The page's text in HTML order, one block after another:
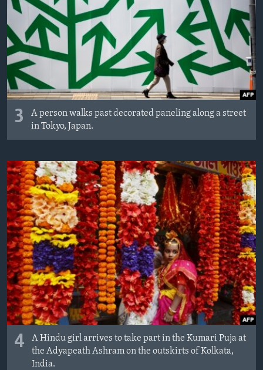
3
A person walks past decorated paneling along a street
in Tokyo, Japan.
4
A Hindu girl arrives to take part in the Kumari Puja at
the Adyapeath Ashram on the outskirts of Kolkata,
India.